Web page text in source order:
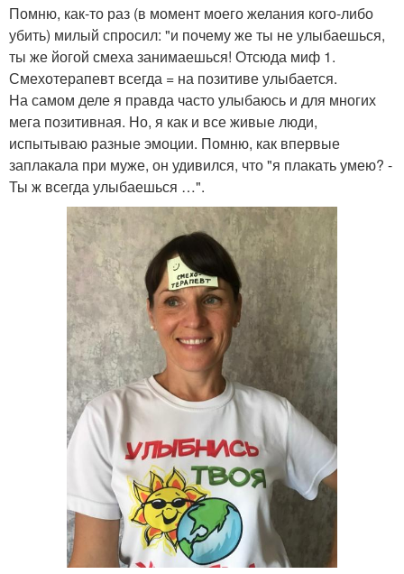
Помню, как-то раз (в момент моего желания кого-либо
убить) милый спросил: "и почему же ты не улыбаешься,
ты же йогой смеха занимаешься! Отсюда миф 1.
Смехотерапевт всегда = на позитиве улыбается.
На самом деле я правда часто улыбаюсь и для многих
мега позитивная. Но, я как и все живые люди,
испытываю разные эмоции. Помню, как впервые
заплакала при муже, он удивился, что "я плакать умею? -
Ты ж всегда улыбаешься …".